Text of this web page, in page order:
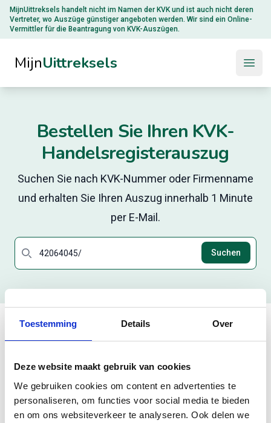
Toestemming Details Over
Deze website maakt gebruik van cookies
We gebruiken cookies om content en advertenties te
personaliseren, om functies voor social media te bieden
en om ons websiteverkeer te analyseren. Ook delen we
MijnUittreksels handelt nicht im Namen der KVKund ist auch nicht deren
Vertreter, wo Auszüge günstiger angeboten werden. Wir sind ein Online-
Vermittler für die Beantragung von KVK-Auszügen.
MijnUittreksels
Bestellen Sie Ihren KVK-
Handelsregisterauszug
Suchen Sie nach KVK-Nummer oder Firmenname
und erhalten Sie Ihren Auszug innerhalb 1 Minute
per E-Mail.
Suchen
1 Ergebnis gefunden
Suchbegriff:"42064045/"
Samtosha.me
Hauptniederlassung Aktiv